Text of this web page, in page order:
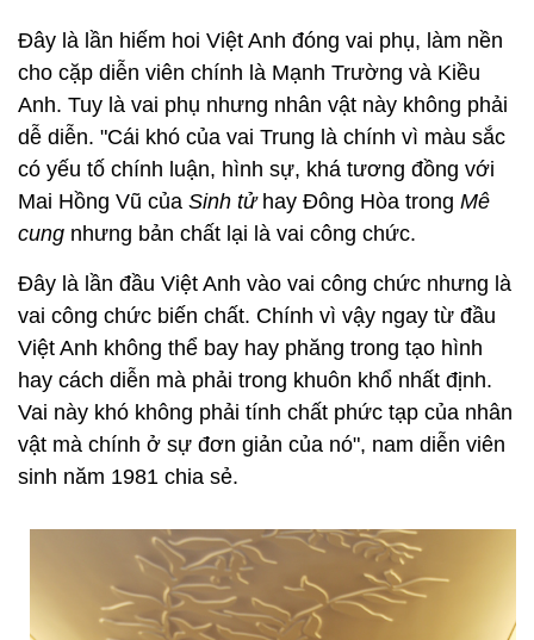
Đây là lần hiếm hoi Việt Anh đóng vai phụ, làm nền
cho cặp diễn viên chính là Mạnh Trường và Kiều
Anh. Tuy là vai phụ nhưng nhân vật này không phải
dễ diễn. "Cái khó của vai Trung là chính vì màu sắc
có yếu tố chính luận, hình sự, khá tương đồng với
Mai Hồng Vũ của Sinh tửhay Đông Hòa trong Mê
cung nhưng bản chất lại là vai công chức.
Đây là lần đầu Việt Anh vào vai công chức nhưng là
vai công chức biến chất. Chính vì vậy ngay từ đầu
Việt Anh không thể bay hay phăng trong tạo hình
hay cách diễn mà phải trong khuôn khổ nhất định.
Vai này khó không phải tính chất phức tạp của nhân
vật mà chính ở sự đơn giản của nó", nam diễn viên
sinh năm 1981 chia sẻ.